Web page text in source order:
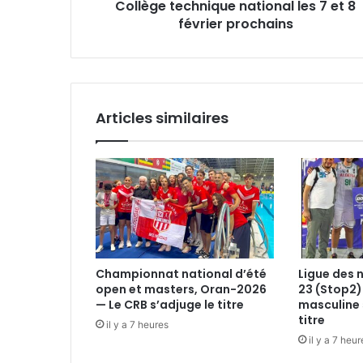
Collège technique national les 7 et 8
février prochains
Articles similaires
Championnat national d’été
open et masters, Oran-2026
— Le CRB s’adjuge le titre
il y a 7 heures
Ligue des
23
masculine
titre
il y a 7